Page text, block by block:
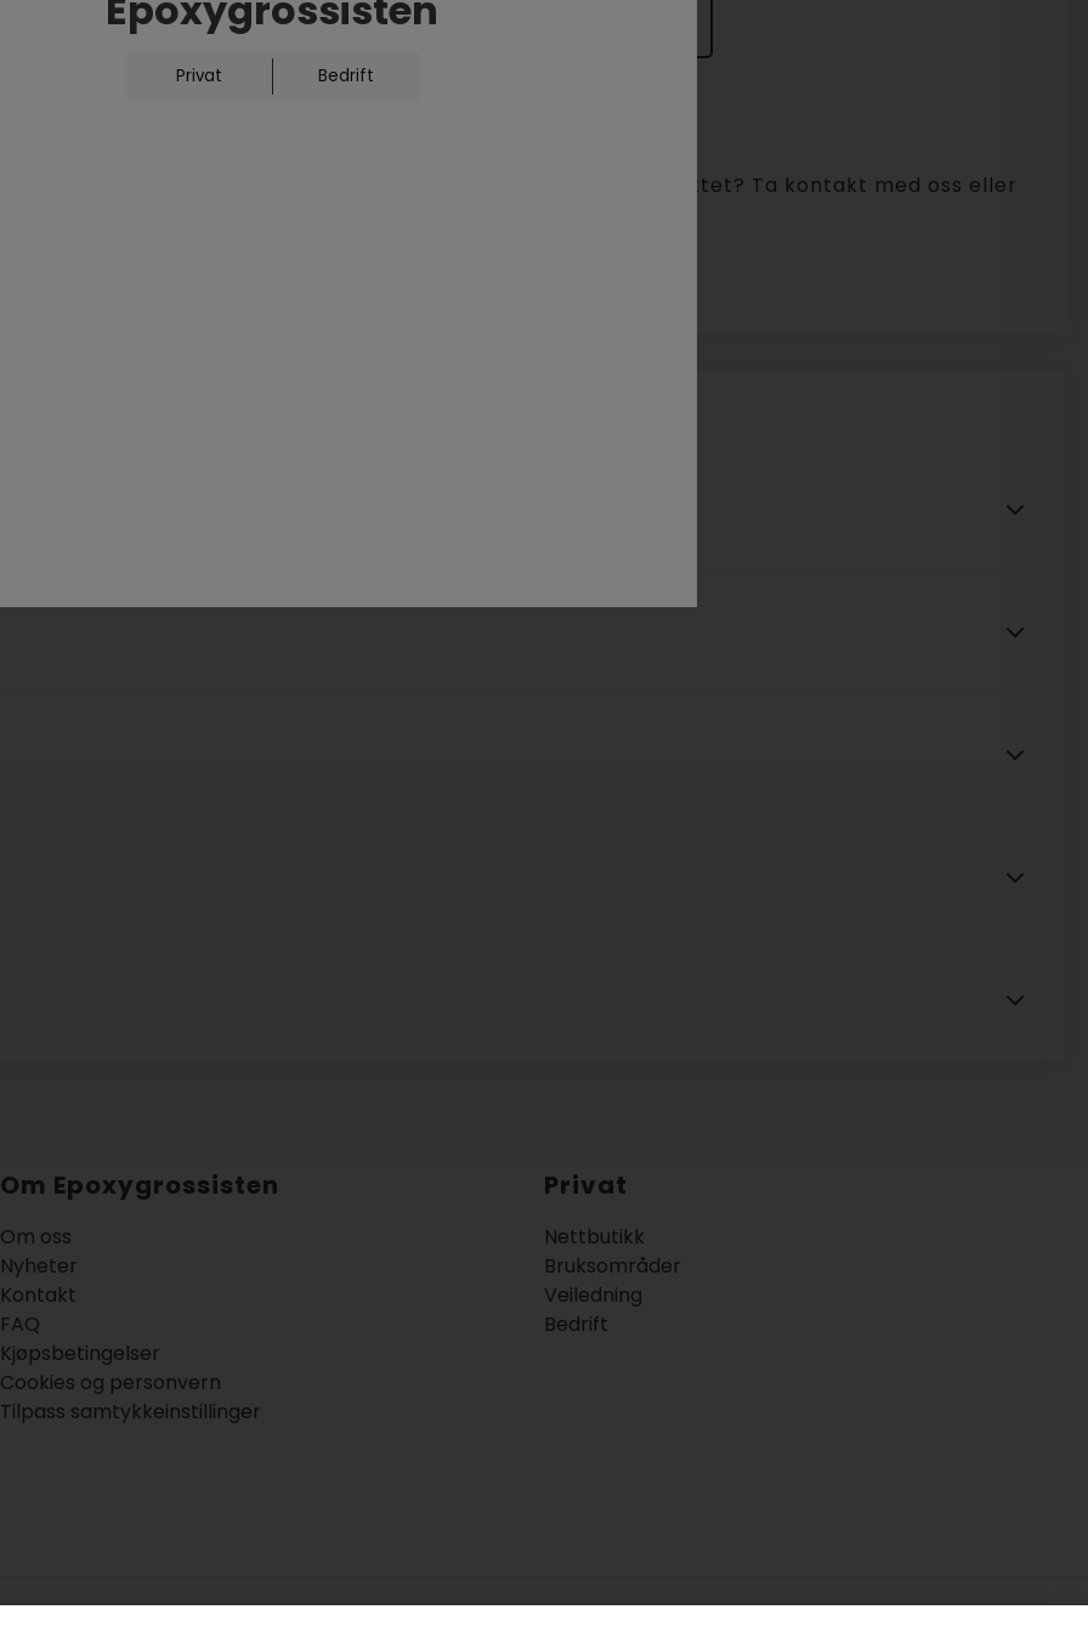
Privat Bedrift
Send forespørsel
Er du interessert i dette produktet? Ta kontakt med oss eller
Om Epoxygrossisten
Om oss
Nyheter
Kontakt
FAQ
Kjøpsbetingelser
Cookies og personvern
Tilpass samtykkeinstillinger
Privat
Nettbutikk
Bruksområder
Veiledning
Bedrift